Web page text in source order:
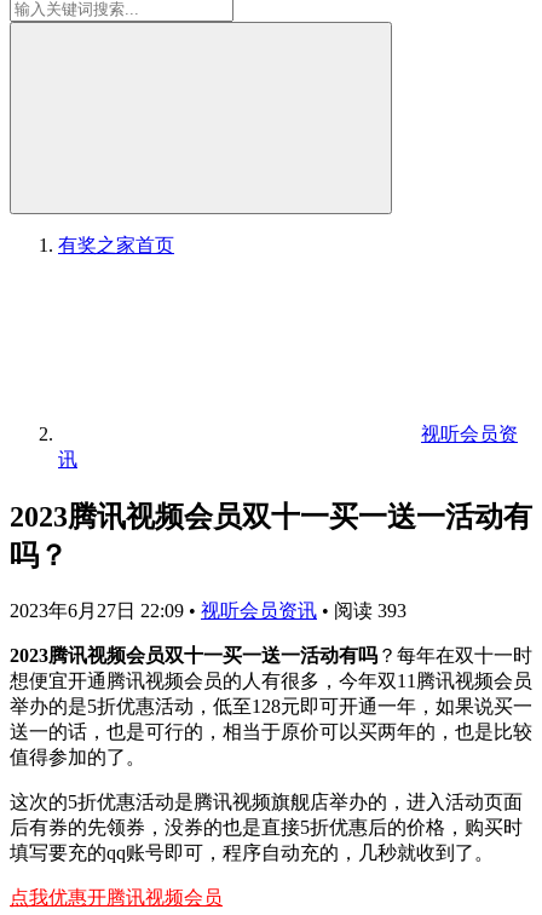
有奖之家首页
视听会员资
讯
2023腾讯视频会员双十一买一送一活动有
吗？
2023年6月27日 22:09 • 视听会员资讯 • 阅读 393
2023腾讯视频会员双十一买一送一活动有吗 ？每年在双十一时
想便宜开通腾讯视频会员的人有很多，今年双11腾讯视频会员
举办的是5折优惠活动，低至128元即可开通一年，如果说买一
送一的话，也是可行的，相当于原价可以买两年的，也是比较
值得参加的了。
这次的5折优惠活动是腾讯视频旗舰店举办的，进入活动页面
后有券的先领券，没券的也是直接5折优惠后的价格，购买时
填写要充的qq账号即可，程序自动充的，几秒就收到了。
点我优惠开腾讯视频会员